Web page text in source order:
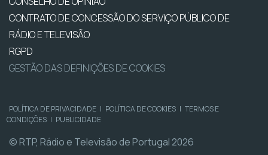
CONTRATO DE CONCESSÃO DO SERVIÇO PÚBLICO DE
RÁDIO E TELEVISÃO
RGPD
GESTÃO DAS DEFINIÇÕES DE COOKIES
POLÍTICA DE PRIVACIDADE | POLÍTICA DE COOKIES | TERMOS E
CONDIÇÕES | PUBLICIDADE
© RTP, Rádio e Televisão de Portugal 2026